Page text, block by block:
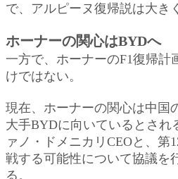
で、アルピーヌ復帰説は大き
ホーナーの関心はBYDへ
一方で、ホーナーのF1復帰計
けではない。
現在、ホーナーの関心は中国
大手BYDに向いているとされ
ァノ・ドメニカリCEOと、第
戦する可能性について協議を
る。